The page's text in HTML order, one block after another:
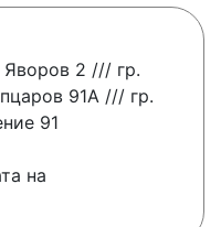
2 /// гр.
91А /// гр.
91
на